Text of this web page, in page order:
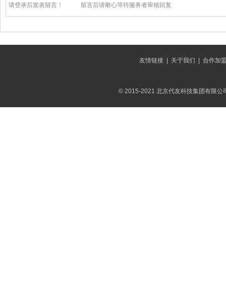
请登录后发表留言！ 留言后请耐心等待服务者审核回复
友情链接| 关于我们 合作加
© 2015-2021 北京代友科技集团有限